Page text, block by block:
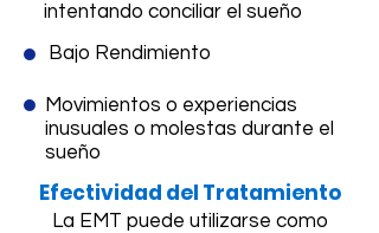
intentando conciliar el sueño
Bajo Rendimiento
Movimientos o experiencias
inusuales o molestas durante el
sueño
Efectividad del Tratamiento
La EMT puede utilizarse como